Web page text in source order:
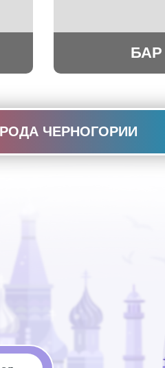
БАР
ЧЕРНОГОРИИ